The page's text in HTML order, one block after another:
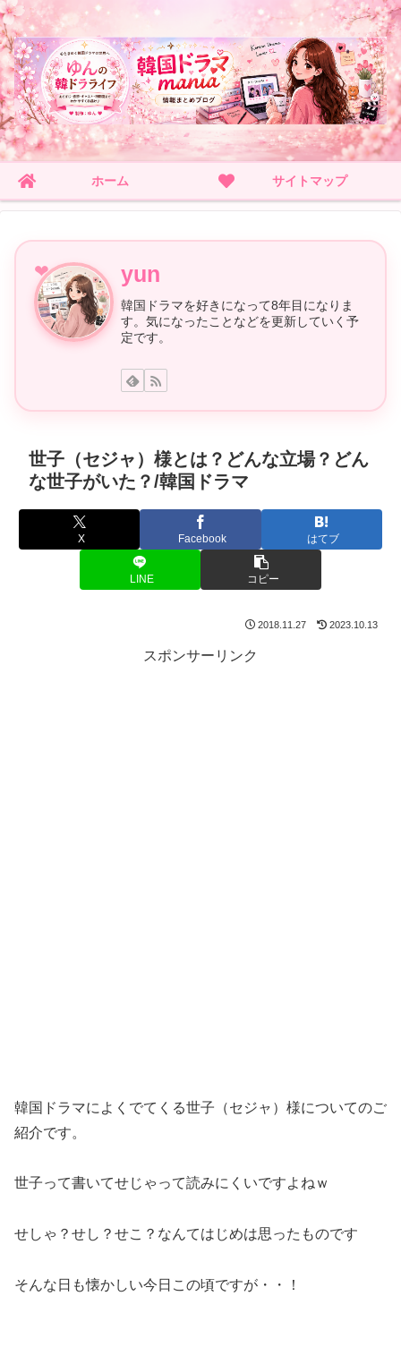
ホーム サイトマップ
yun
韓国ドラマを好きになって8年目になりま
す。気になったことなどを更新していく予
定です。
世子（セジャ）様とは？どんな立場？どん
な世子がいた？/韓国ドラマ
X Facebook はてブ
LINE コピー
2018.11.27 2023.10.13
スポンサーリンク
韓国ドラマによくでてくる世子（セジャ）様についてのご
紹介です。
世子って書いてせじゃって読みにくいですよねｗ
せしゃ？せし？せこ？なんてはじめは思ったものです
そんな日も懐かしい今日この頃ですが・・！